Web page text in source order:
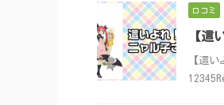
口コミ
【這
【這